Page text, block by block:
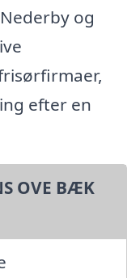
og
efter en
OVE BÆK